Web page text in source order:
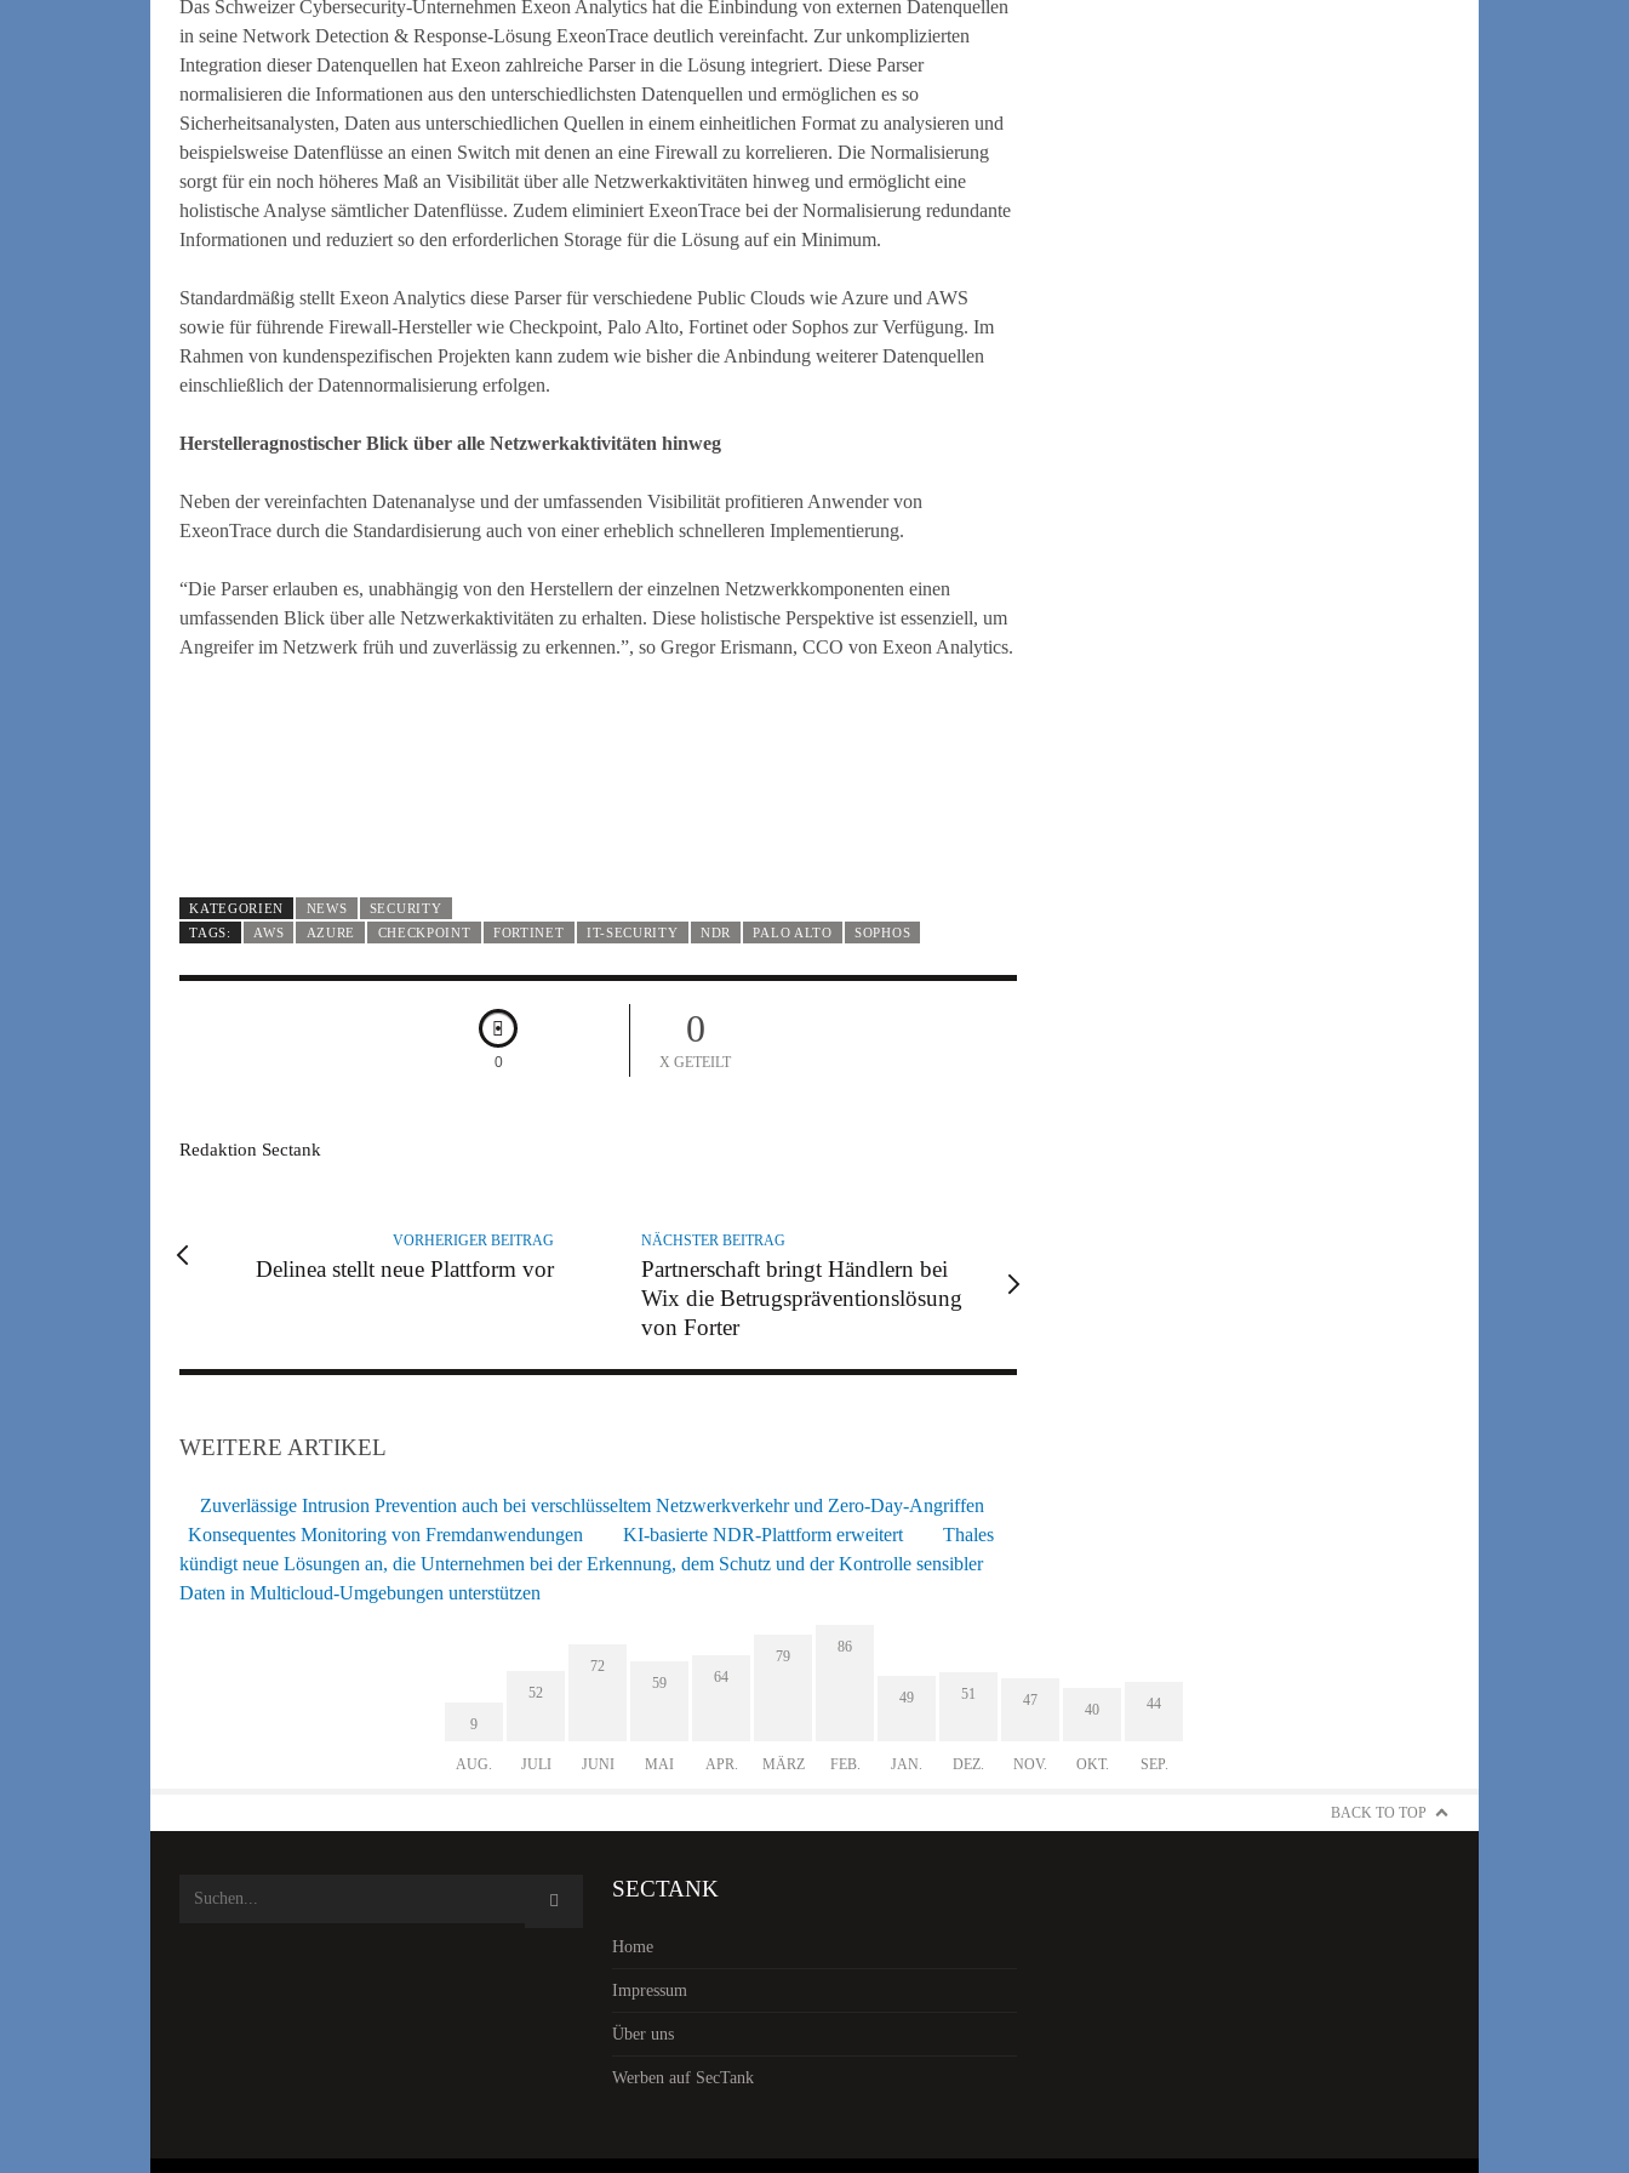
Das Schweizer Cybersecurity-Unternehmen Exeon Analytics hat die Einbindung von externen Datenquellen
in seine Network Detection & Response-Lösung ExeonTrace deutlich vereinfacht. Zur unkomplizierten
Integration dieser Datenquellen hat Exeon zahlreiche Parser in die Lösung integriert. Diese Parser
normalisieren die Informationen aus den unterschiedlichsten Datenquellen und ermöglichen es so
Sicherheitsanalysten, Daten aus unterschiedlichen Quellen in einem einheitlichen Format zu analysieren und
beispielsweise Datenflüsse an einen Switch mit denen an eine Firewall zu korrelieren. Die Normalisierung
sorgt für ein noch höheres Maß an Visibilität über alle Netzwerkaktivitäten hinweg und ermöglicht eine
holistische Analyse sämtlicher Datenflüsse. Zudem eliminiert ExeonTrace bei der Normalisierung redundante
Informationen und reduziert so den erforderlichen Storage für die Lösung auf ein Minimum.
Standardmäßig stellt Exeon Analytics diese Parser für verschiedene Public Clouds wie Azure und AWS
sowie für führende Firewall-Hersteller wie Checkpoint, Palo Alto, Fortinet oder Sophos zur Verfügung. Im
Rahmen von kundenspezifischen Projekten kann zudem wie bisher die Anbindung weiterer Datenquellen
einschließlich der Datennormalisierung erfolgen.
Herstelleragnostischer Blick über alle Netzwerkaktivitäten hinweg
Neben der vereinfachten Datenanalyse und der umfassenden Visibilität profitieren Anwender von
ExeonTrace durch die Standardisierung auch von einer erheblich schnelleren Implementierung.
“Die Parser erlauben es, unabhängig von den Herstellern der einzelnen Netzwerkkomponenten einen
umfassenden Blick über alle Netzwerkaktivitäten zu erhalten. Diese holistische Perspektive ist essenziell, um
Angreifer im Netzwerk früh und zuverlässig zu erkennen.”, so Gregor Erismann, CCO von Exeon Analytics.
KATEGORIEN NEWS
SECURITY
TAGS:
AWS AZURE CHECKPOINT FORTINET IT-SECURITY NDR PALO ALTO SOPHOS
0
0
X GETEILT
A
R
Redaktion Sectank
VORHERIGER BEITRAG
Delinea stellt neue Plattform vor
NÄCHSTER BEITRAG
Partnerschaft bringt Händlern bei
Wix die Betrugspräventionslösung
von Forter
WEITERE ARTIKEL
Zuverlässige Intrusion Prevention auch bei verschlüsseltem Netzwerkverkehr und Zero-Day-Angriffen
Konsequentes Monitoring von Fremdanwendungen
KI-basierte NDR-Plattform erweitert
Thales
kündigt neue Lösungen an, die Unternehmen bei der Erkennung, dem Schutz und der Kontrolle sensibler
Daten in Multicloud-Umgebungen unterstützen
9
AUG.
52
JULI
72
JUNI
59
MAI
64
APR.
79
MÄRZ
86
FEB.
49
JAN.
51
DEZ.
47
NOV.
40
OKT.
44
SEP.
BACK TO TOP
SECTANK
Home
Impressum
Über uns
Werben auf SecTank